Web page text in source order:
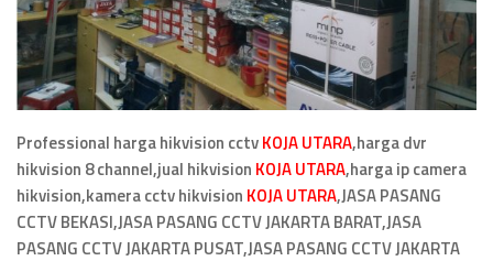
Professional harga hikvision cctvKOJA UTARA,harga dvr
hikvision 8 channel,jual hikvision KOJA UTARA,harga ip camera
hikvision,kamera cctv hikvision KOJA UTARA,JASA PASANG
CCTV BEKASI,JASA PASANG CCTV JAKARTA BARAT,JASA
PASANG CCTV JAKARTA PUSAT,JASA PASANG CCTV JAKARTA